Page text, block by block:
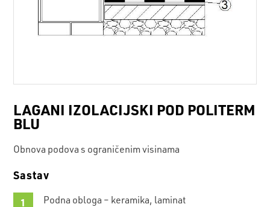
LAGANI IZOLACIJSKI POD POLITERM
BLU
Obnova podova s ograničenim visinama
Sastav
Podna obloga – keramika, laminat